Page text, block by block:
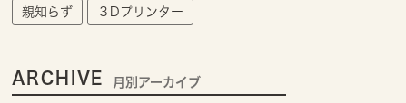
親知らず ３Dプリンター
ARCHIVE 月別アーカイブ